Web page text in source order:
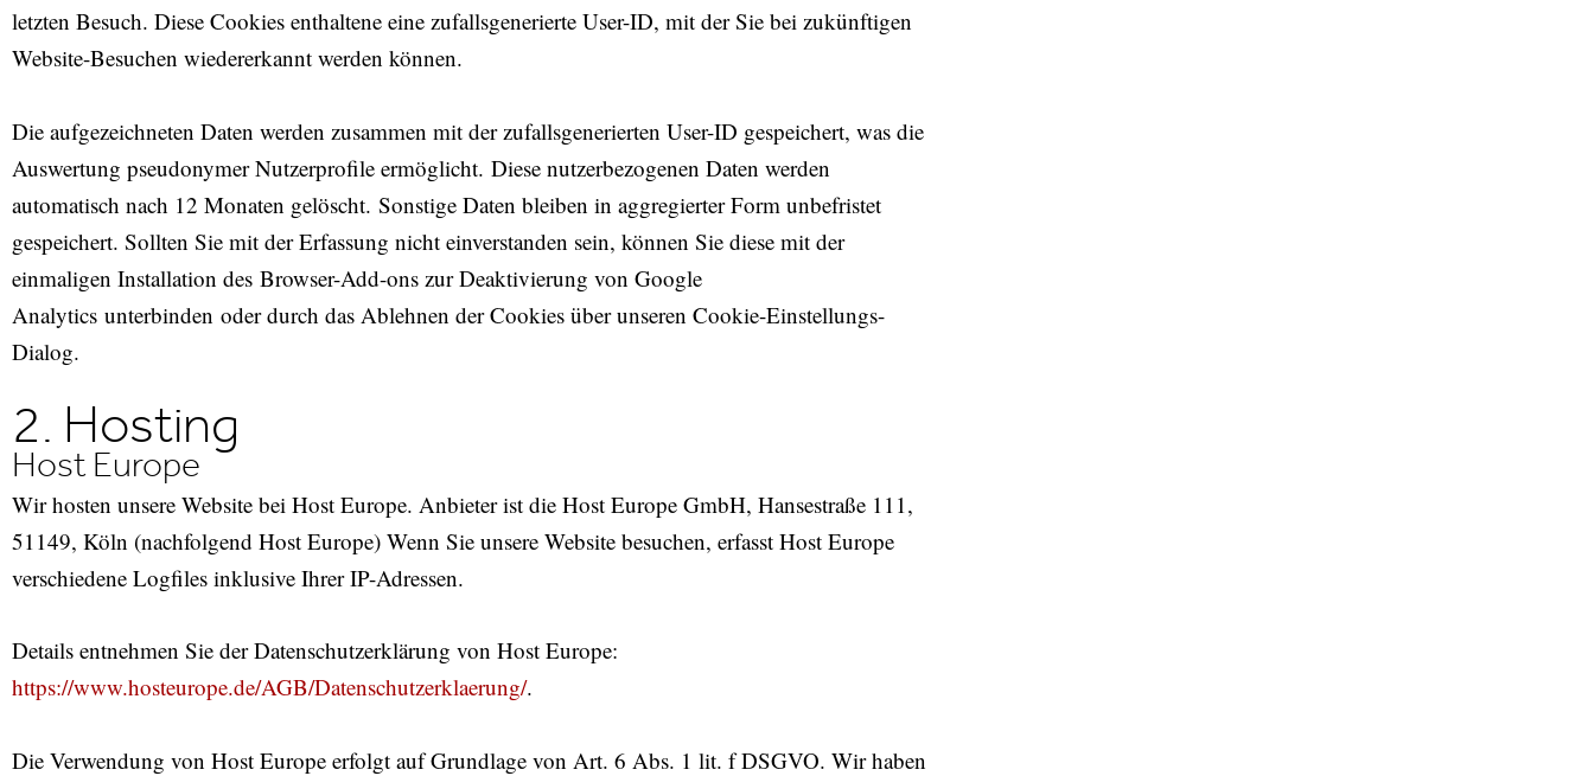
letzten Besuch. Diese Cookies enthaltene eine zufallsgenerierte User-ID, mit der Sie bei zukünftigen
Website-Besuchen wiedererkannt werden können.
Die aufgezeichneten Daten werden zusammen mit der zufallsgenerierten User-ID gespeichert, was die
Auswertung pseudonymer Nutzerprofile ermöglicht. Diese nutzerbezogenen Daten werden
automatisch nach 12 Monaten gelöscht. Sonstige Daten bleiben in aggregierter Form unbefristet
gespeichert. Sollten Sie mit der Erfassung nicht einverstanden sein, können Sie diese mit der
einmaligen Installation des Browser-Add-ons zur Deaktivierung von Google
Analytics unterbinden oder durch das Ablehnen der Cookies über unseren Cookie-Einstellungs-
Dialog.
2. Hosting
Host Europe
Wir hosten unsere Website bei Host Europe. Anbieter ist die Host Europe GmbH, Hansestraße 111,
51149, Köln (nachfolgend Host Europe) Wenn Sie unsere Website besuchen, erfasst Host Europe
verschiedene Logfiles inklusive Ihrer IP-Adressen.
Details entnehmen Sie der Datenschutzerklärung von Host Europe:
https://www.hosteurope.de/AGB/Datenschutzerklaerung/.
Die Verwendung von Host Europe erfolgt auf Grundlage von Art. 6 Abs. 1 lit. f DSGVO. Wir haben